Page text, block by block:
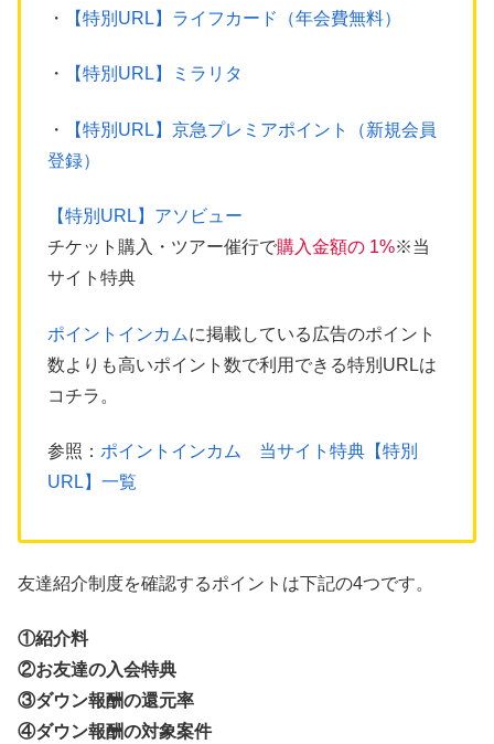
・ 【特別URL】ライフカード（年会費無料）
・ 【特別URL】ミラリタ
・
【特別URL】京急プレミアポイント（新規会員
登録）
【特別URL】アソビュー
チケット購入・ツアー催行で購入金額の 1%※当
サイト特典
ポイントインカムに掲載している広告のポイント
数よりも高いポイント数で利用できる特別URLは
コチラ。
参照： ポイントインカム 当サイト特典【特別
URL】一覧
友達紹介制度を確認するポイントは下記の4つです。
①紹介料
②お友達の入会特典
③ダウン報酬の還元率
④ダウン報酬の対象案件